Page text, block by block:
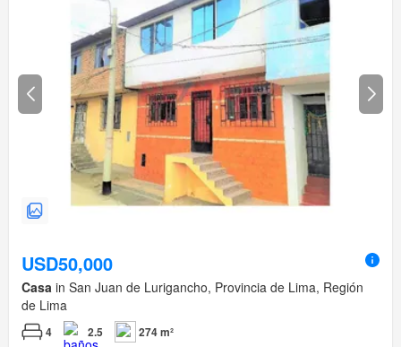
USD50,000
Casa in San Juan de Lurigancho, Provincia de Lima, Región
de Lima
4 2.5
274 m²